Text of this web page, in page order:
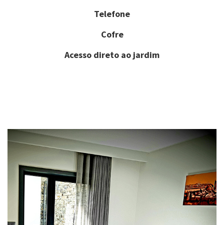
Telefone
Cofre
Acesso direto ao jardim